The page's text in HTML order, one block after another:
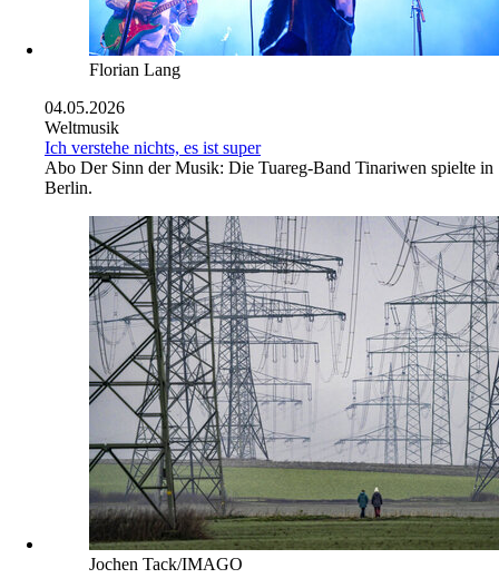
Florian Lang
04.05.2026
Weltmusik
Ich verstehe nichts, es ist super
Abo Der Sinn der Musik: Die Tuareg-Band Tinariwen spielte in
Berlin.
Jochen Tack/IMAGO